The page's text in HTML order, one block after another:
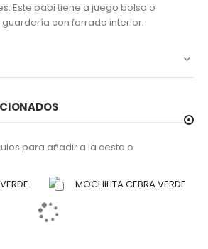
Este babi tiene a juego bolsa o
con forrado interior.
para añadir a la cesta o